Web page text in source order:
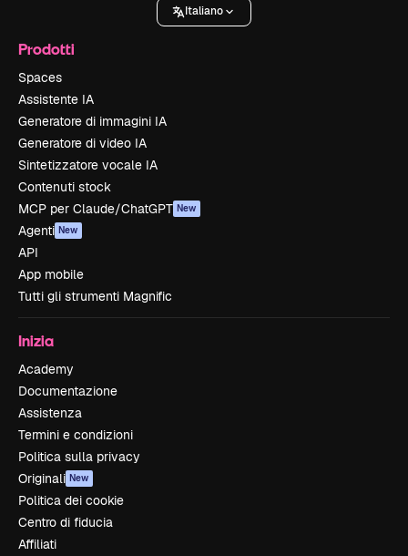
Italiano
Prodotti
Spaces
Assistente IA
Generatore di immagini IA
Generatore di video IA
Sintetizzatore vocale IA
Contenuti stock
MCP per Claude/ChatGPT New
Agenti New
API
App mobile
Tutti gli strumenti Magnific
Inizia
Academy
Documentazione
Assistenza
Termini e condizioni
Politica sulla privacy
Originali New
Politica dei cookie
Centro di fiducia
Affiliati